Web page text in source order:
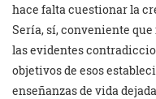
hace falta cuestionar la
Sería, sí, conveniente
las evidentes
objetivos de esos
enseñanzas de vida